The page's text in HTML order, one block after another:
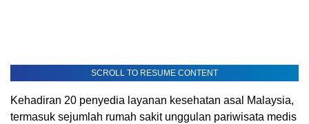
SCROLL TO RESUME CONTENT
Kehadiran 20 penyedia layanan kesehatan asal Malaysia,
termasuk sejumlah rumah sakit unggulan pariwisata medis